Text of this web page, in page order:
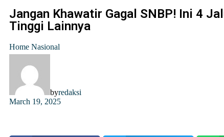
Jangan Khawatir Gagal SNBP! Ini 4
Tinggi Lainnya
Home Nasional
byredaksi
March 19, 2025